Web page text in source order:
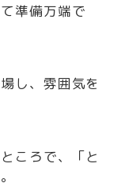
準備万端で
し、雰囲気を
ころで、「と